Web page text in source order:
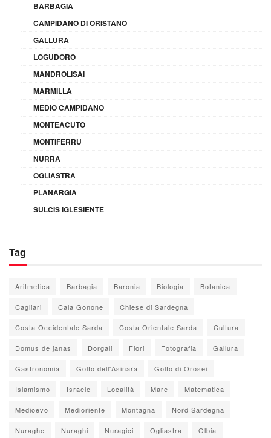
BARBAGIA
CAMPIDANO DI ORISTANO
GALLURA
LOGUDORO
MANDROLISAI
MARMILLA
MEDIO CAMPIDANO
MONTEACUTO
MONTIFERRU
NURRA
OGLIASTRA
PLANARGIA
SULCIS IGLESIENTE
Tag
Aritmetica Barbagia Baronia Biologia Botanica
Cagliari Cala Gonone Chiese di Sardegna
Costa Occidentale Sarda Costa Orientale Sarda Cultura
Domus de janas Dorgali Fiori Fotografia Gallura
Gastronomia Golfo dell'Asinara Golfo di Orosei
Islamismo Israele Località Mare Matematica
Medioevo Medioriente Montagna Nord Sardegna
Nuraghe Nuraghi Nuragici Ogliastra Olbia